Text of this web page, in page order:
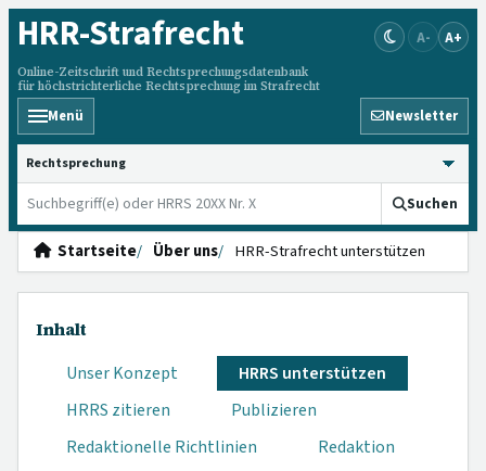
HRR-Strafrecht
Online-Zeitschrift und Rechtsprechungsdatenbank
für höchstrichterliche Rechtsprechung im Strafrecht
A- A+
Menü Newsletter
HRRS durchsuchen
Suchen
Startseite Über uns HRR-Strafrecht unterstützen
Inhalt
Unser Konzept
HRRS unterstützen
HRRS zitieren
Publizieren
Redaktionelle Richtlinien
Redaktion